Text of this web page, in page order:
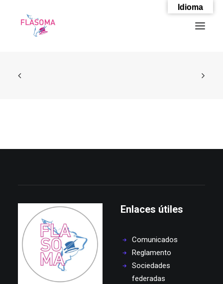
SEARCH
Enlaces útiles
Comunicados
Reglamento
Sociedades
federadas
Idioma